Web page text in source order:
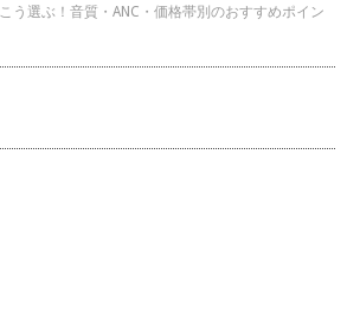
う選ぶ！音質・ANC・価格帯別のおすすめポイン